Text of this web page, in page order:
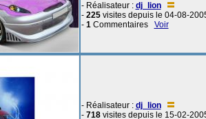
- Réalisateur : dj_lion
- 225visites depuis le 04-08-
- 1Commentaires Voir
- Réalisateur : dj_lion
- 718visites depuis le 15-02-